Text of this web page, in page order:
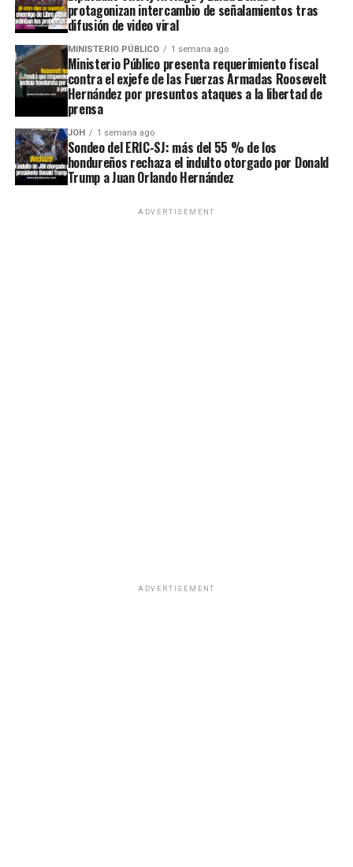
protagonizan intercambio de señalamientos tras
difusión de video viral
MINISTERIO PÚBLICO 1 semana ago
Ministerio Público presenta requerimiento fiscal
contra el exjefe de las Fuerzas Armadas Roosevelt
Hernández por presuntos ataques a la libertad de
prensa
JOH 1 semana ago
Sondeo del ERIC-SJ: más del 55 % de los
hondureños rechaza el indulto otorgado por Donald
Trump a Juan Orlando Hernández
ADVERTISEMENT
ADVERTISEMENT